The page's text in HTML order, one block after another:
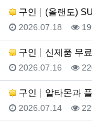
구인 (올랜도)
등록일
2026.07.18 조
구인 신제품 무료
등록일
2026.07.16 조
구인 알타몬과
등록일
2026.07.14 조